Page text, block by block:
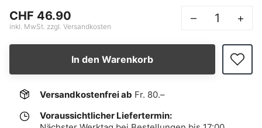
CHF 46.90
inkl. MwSt. zzgl. Versandkosten
– +
In den Warenkorb
Versandkostenfrei ab Fr. 80.–
Voraussichtlicher Liefertermin: